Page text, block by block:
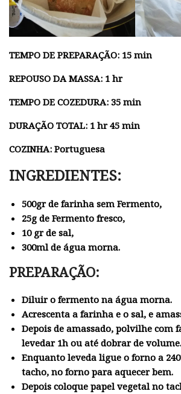
TEMPO DE PREPARAÇÃO: 15 min
REPOUSO DA MASSA: 1 hr
TEMPO DE COZEDURA: 35 min
DURAÇÃO TOTAL: 1 hr 45 min
COZINHA: Portuguesa
INGREDIENTES:
500gr de farinha sem Fermento,
25g de Fermento fresco,
10 gr de sal,
300ml de água morna.
PREPARAÇÃO:
Diluir o fermento na água morna.
Acrescenta a farinha e o sal, e
Depois de amassado, polvilhe com
levedar 1h ou até dobrar de
Enquanto leveda ligue o forno a
tacho, no forno para aquecer bem.
Depois coloque papel vegetal no